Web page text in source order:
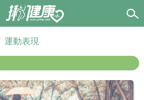
運動表現